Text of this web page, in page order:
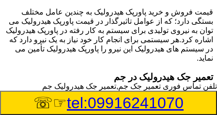
قیمت فروش و خرید پاورپک هیدرولیک به چندین عامل مختلف
بستگی دارد؛ که از عوامل تاثیرگذار در قیمت پاورپک هیدرولیک می
توان به نیروی تولیدی برای سیستم به کار رفته در پاورپک هیدرولیک
اشاره کرد.هر سیستمی برای انجام کار خود نیاز به یک نیرو دارد که
در سیستم های هیدرولیک این نیرو را پاورپک هیدرولیک تأمین می
نماید.
تعمیر جک هیدرولیک در جم
وسیله‎ای که با عملکرد خود موجب بلند شدن اهرم و یا وزن سنگین
در یک قسمت می گردد را جک هیدرولیک می نامند.جک هیدرولیک
تلفن تماس فوری تعمیر جک جم,تعمیر جک هیدرولیک جم
tel:09916241070
☞☏